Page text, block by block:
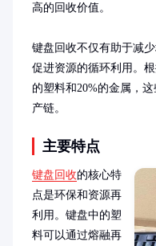
高的回收价值。
键盘回收不仅有助于减
促进资源的循环利用。
的塑料和20%的金属，
产链。
主要特点
键盘回收的核心特
点是环保和资源再
利用。键盘中的塑
料可以通过熔融再